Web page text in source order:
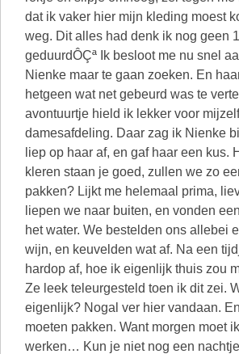
dat ik vaker hier mijn kleding moest
weg. Dit alles had denk ik nog geen
geduurdÔÇª Ik besloot me nu snel
Nienke maar te gaan zoeken. En
hetgeen wat net gebeurd was te
avontuurtje hield ik lekker voor
damesafdeling. Daar zag ik Nienke
liep op haar af, en gaf haar een kus.
kleren staan je goed, zullen we zo
pakken? Lijkt me helemaal prima,
liepen we naar buiten, en vonden
het water. We bestelden ons allebei
wijn, en keuvelden wat af. Na een
hardop af, hoe ik eigenlijk thuis zou
Ze leek teleurgesteld toen ik dit zei.
eigenlijk? Nogal ver hier vandaan.
moeten pakken. Want morgen moet
werken… Kun je niet nog een